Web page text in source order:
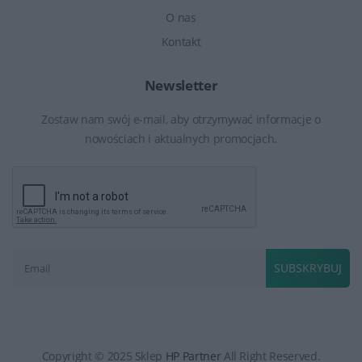
O nas
Kontakt
Newsletter
Zostaw nam swój e-mail, aby otrzymywać informacje o
nowościach i aktualnych promocjach.
SUBSKRYBUJ
Copyright © 2025 Sklep HP Partner All Right Reserved.